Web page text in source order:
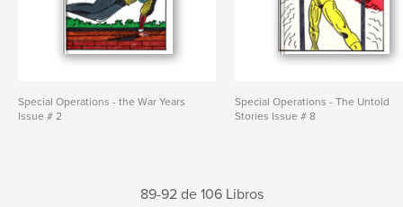
Special Operations - the War Years
Issue # 2
Special Operations - The Untold
Stories Issue # 8
89-92 de 106 Libros